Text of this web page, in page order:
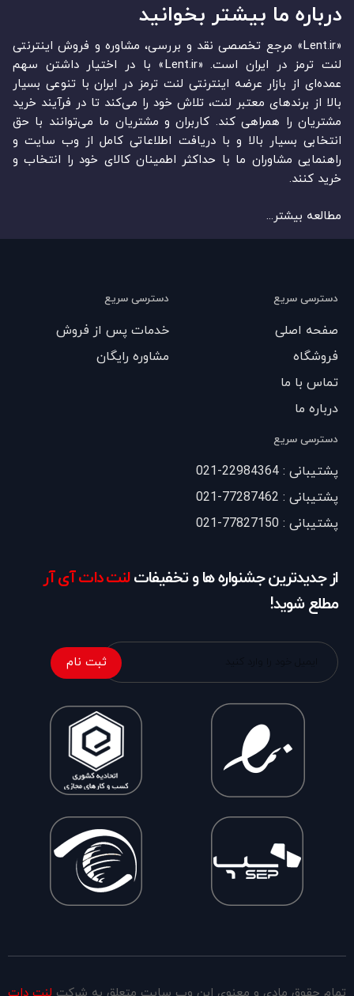
درباره ما بیشتر بخوانید
«Lent.ir» مرجع تخصصی نقد و بررسی، مشاوره و فروش اینترنتی
لنت ترمز در ایران است. «Lent.ir» با در اختیار داشتن سهم
عمده‏‌ای از بازار عرضه اینترنتی لنت ترمز در ایران با تنوعی بسیار
بالا از برندهای معتبر لنت، تلاش خود را می‌‏‏کند تا در فرآیند خرید
مشتریان را همراهی کند. کاربران و مشتریان ما می‏‏‌توانند با حق
انتخابی بسیار بالا و با دریافت اطلاعاتی کامل از وب سایت و
راهنمایی مشاوران ما با حداکثر اطمینان کالای خود را انتخاب و
خرید کنند.
مطالعه بیشتر...
دسترسی سریع
صفحه اصلی
فروشگاه
تماس با ما
درباره ما
دسترسی سریع
خدمات پس از فروش
مشاوره رایگان
دسترسی سریع
پشتیبانی : 22984364-021
پشتیبانی : 77287462-021
پشتیبانی : 77827150-021
از جدیدترین جشنواره ها و تخفیفاتلنت دات آی آر
مطلع شوید!
ثبت نام